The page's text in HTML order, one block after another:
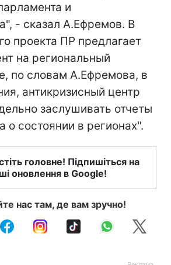
и
- сказал А.Ефремов. В
проекта ПР предлагает
на региональный
по словам А.Ефремова, в
антикризисный центр
заслушивать отчеты
о состоянии в регионах".
головне! Підпишіться на
оновлення в Google!
нас там, де вам зручно!